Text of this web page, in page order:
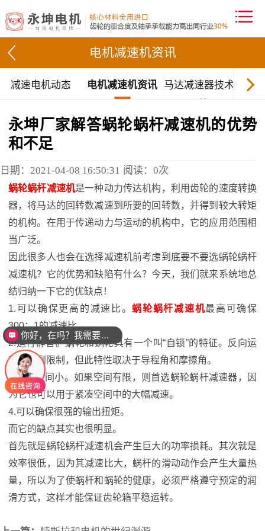
电机减速机资讯
减速电机动态 电机减速机资讯
马达减速器技术文
永坤厂家解答蜗轮蜗杆减速机的优势
和不足
日期：2021-04-08 16:50:31 阅读： 0次
蜗轮蜗杆减速机是一种动力传达机构，利用齿轮的速度转换
器，将马达的回转数减速到所要的回转数，并得到较大转矩
的机构。在用于传递动力与运动的机构中，它的应用范围相
当广泛。
因此很多人也会在选择减速机前考虑到底要不要选蜗轮蜗杆
减速机？它的优势和缺陷有什么？今天，我们就来系统地总
结归纳一下它的优缺点！
1.可以确保更高的减速比。 蜗轮蜗杆减速机最高可确保
300：1的减速比。
2.运行静音。蜗轮和蜗轮具有一个叫“自锁”的特征。反向运
动将受到限制，但此特性取决于导程角和摩擦角。
3.所占空间小。如果空间有限，则首选蜗轮蜗杆减速器，因
为它也可以用于紧凑空间中的大幅减速。
4.可以确保很强的输出扭矩。
而它的缺点其实也很明显。
首先就是蜗轮蜗杆减速机会产生巨大的功率损耗。其次就是
效率很低，因为其减速比大，蜗杆的滑动动作会产生大量热
量，所以为了使蜗杆和蜗轮的健康，必须严格遵守预定的润
滑方式，这样才能保证齿轮箱平稳运转。
你好，在吗？我需要电机减速机